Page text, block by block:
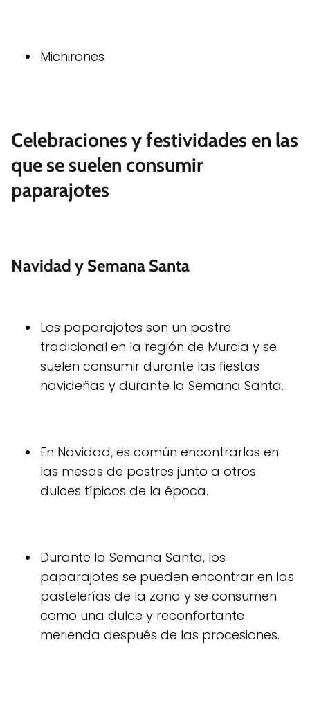
Michirones
Celebraciones y festividades en las
que se suelen consumir
paparajotes
Navidad y Semana Santa
Los paparajotes son un postre
tradicional en la región de Murcia y se
suelen consumir durante las fiestas
navideñas y durante la Semana Santa.
En Navidad, es común encontrarlos en
las mesas de postres junto a otros
dulces típicos de la época.
Durante la Semana Santa, los
paparajotes se pueden encontrar en las
pastelerías de la zona y se consumen
como una dulce y reconfortante
merienda después de las procesiones.